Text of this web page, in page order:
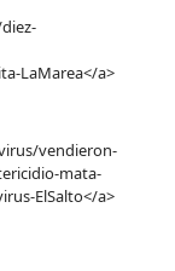
LaMarea</a>
vendieron-
mata-
ElSalto</a>